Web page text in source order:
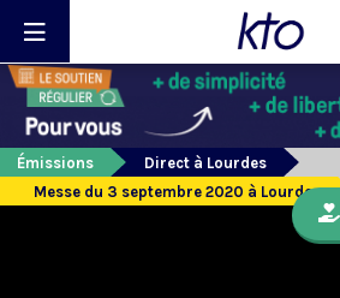
Émissions
Direct à Lourdes
Messe du 3 septembre 2020 à Lourdes